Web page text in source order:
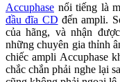
Accuphase nổi tiếng là
đầu đĩa CD đến ampli.
của hãng, và nhận
những chuyên gia thỉnh
chiếc ampli Accuphase
chắc chắn phải nghe lại